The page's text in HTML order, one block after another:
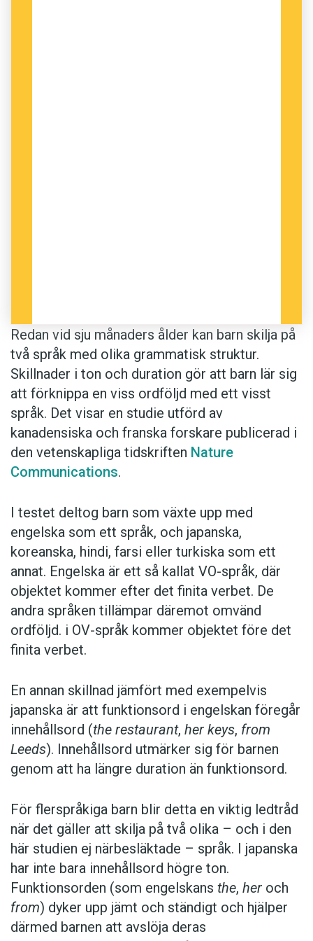
Redan vid sju månaders ålder kan barn skilja på
två språk med olika grammatisk struktur.
Skillnader i ton och duration gör att barn lär sig
att förknippa en viss ordföljd med ett visst
språk. Det visar en studie utförd av
kanadensiska och franska forskare publicerad i
den vetenskapliga tidskriften Nature
Communications.
I testet deltog barn som växte upp med
engelska som ett språk, och japanska,
koreanska, hindi, farsi eller turkiska som ett
annat. Engelska är ett så kallat VO-språk, där
objektet kommer efter det finita verbet. De
andra språken tillämpar däremot omvänd
ordföljd. i OV-språk kommer objektet före det
finita verbet.
En annan skillnad jämfört med exempelvis
japanska är att funktionsord i engelskan föregår
innehållsord (the restaurant, her keys, from
Leeds). Innehållsord utmärker sig för barnen
genom att ha längre duration än funktionsord.
För flerspråkiga barn blir detta en viktig ledtråd
när det gäller att skilja på två olika – och i den
här studien ej närbesläktade – språk. I japanska
har inte bara innehållsord högre ton.
Funktionsorden (som engelskans the, her och
from) dyker upp jämt och ständigt och hjälper
därmed barnen att avslöja deras